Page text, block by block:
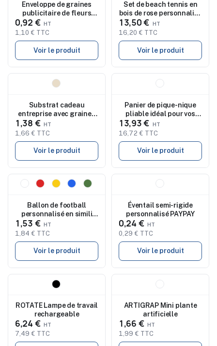
Enveloppe de graines
publicitaire de fleurs
sauvages SEEDLOPE
0,92 €
1,10 € TTC
Voir le produit
Set de beach tennis en
bois de rose personnalisé
- PALAS
13,50 €
16,20 € TTC
Voir le produit
Substrat cadeau
entreprise avec graines
de basilic BASIL
1,38 €
1,66 € TTC
Voir le produit
Panier de pique-nique
pliable idéal pour vos
sorties - CESTA
13,93 €
16,72 € TTC
Voir le produit
Nouveau
Ballon de football
personnalisé en simili
cuir taille 2 FABIO
1,53 €
1,84 € TTC
Voir le produit
Éventail semi-rigide
personnalisé PAYPAY
0,24 €
0,29 € TTC
Voir le produit
ROTATE Lampe de travail
rechargeable
6,24 €
7,49 € TTC
ARTIGRAP Mini plante
artificielle
1,66 €
1,99 € TTC